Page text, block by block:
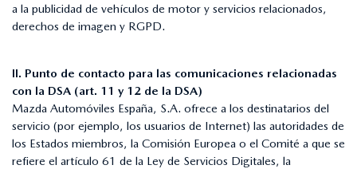
a la publicidad de vehículos de motor y servicios relacionados,
derechos de imagen y RGPD.
II. Punto de contacto para las comunicaciones relacionadas
con la DSA (art. 11 y 12 de la DSA)
Mazda Automóviles España, S.A. ofrece a los destinatarios del
servicio (por ejemplo, los usuarios de Internet) las autoridades de
los Estados miembros, la Comisión Europea o el Comité a que se
refiere el artículo 61 de la Ley de Servicios Digitales, la